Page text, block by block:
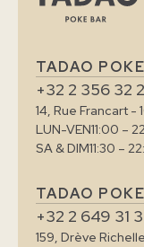
TADAO
+32 2 356 32
14, Rue Francart -
LUN-VEN11:00 –
SA & DIM11:30 –
TADAO
+32 2 649 31
159, Drève